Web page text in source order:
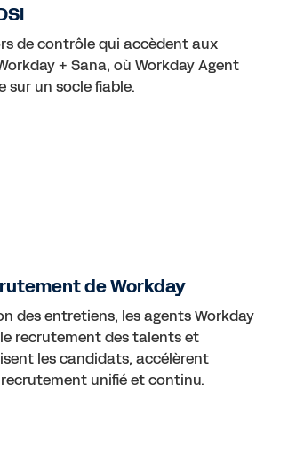
de contrôle qui accèdent aux
+ Sana, où Workday Agent
sur un socle fiable.
de Workday
des entretiens, les agents Workday
recrutement des talents et
les candidats, accélèrent
unifié et continu.